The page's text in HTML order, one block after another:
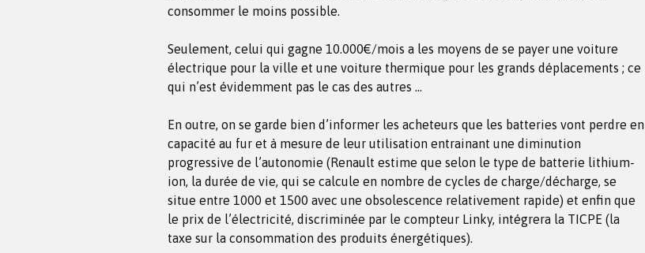
consommer le moins possible.
Seulement, celui qui gagne 10.000€/mois a les moyens de se payer une voiture
électrique pour la ville et une voiture thermique pour les grands déplacements ; ce
qui n’est évidemment pas le cas des autres …
En outre, on se garde bien d’informer les acheteurs que les batteries vont perdre en
capacité au fur et à mesure de leur utilisation entrainant une diminution
progressive de l’autonomie (Renault estime que selon le type de batterie lithium-
ion, la durée de vie, qui se calcule en nombre de cycles de charge/décharge, se
situe entre 1000 et 1500 avec une obsolescence relativement rapide) et enfin que
le prix de l’électricité, discriminée par le compteur Linky, intégrera la TICPE (la
taxe sur la consommation des produits énergétiques).